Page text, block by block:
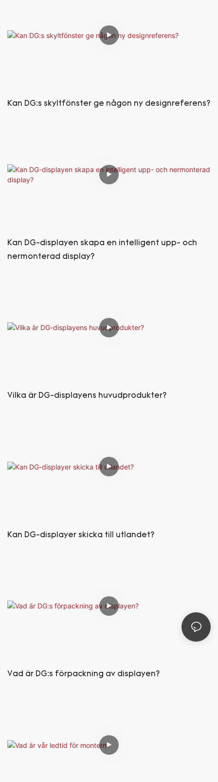
Kan DG:s skyltfönster ge någon ny designreferens?
Kan DG-displayen skapa en intelligent upp- och
nermonterad display?
Vilka är DG-displayens huvudprodukter?
Kan DG-displayer skicka till utlandet?
Vad är DG:s förpackning av displayen?